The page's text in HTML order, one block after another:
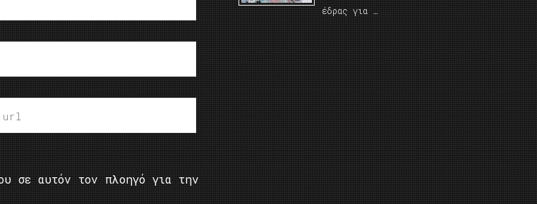
σε αυτόν τον πλοηγό για την
έδρας για …